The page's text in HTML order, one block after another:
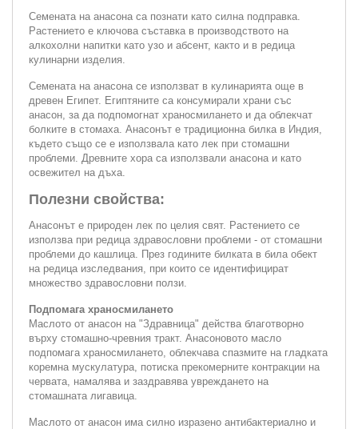
Семената на анасона са познати като силна подправка.
Растението е ключова съставка в производството на
алкохолни напитки като узо и абсент, както и в редица
кулинарни изделия.
Семената на анасона се използват в кулинарията още в
древен Египет. Египтяните са консумирали храни със
анасон, за да подпомогнат храносмилането и да облекчат
болките в стомаха. Анасонът е традиционна билка в Индия,
където също се е използвала като лек при стомашни
проблеми. Древните хора са използвали анасона и като
освежител на дъха.
Полезни свойства:
Анасонът е природен лек по целия свят. Растението се
използва при редица здравословни проблеми - от стомашни
проблеми до кашлица. През годините билката в била обект
на редица изследвания, при които се идентифицират
множество здравословни ползи.
Подпомага храносмилането
Маслото от анасон на "Здравница" действа благотворно
върху стомашно-чревния тракт. Анасоновото масло
подпомага храносмилането, облекчава спазмите на гладката
коремна мускулатура, потиска прекомерните контракции на
червата, намалява и заздравява увреждането на
стомашната лигавица.
Маслото от анасон има силно изразено антибактериално и